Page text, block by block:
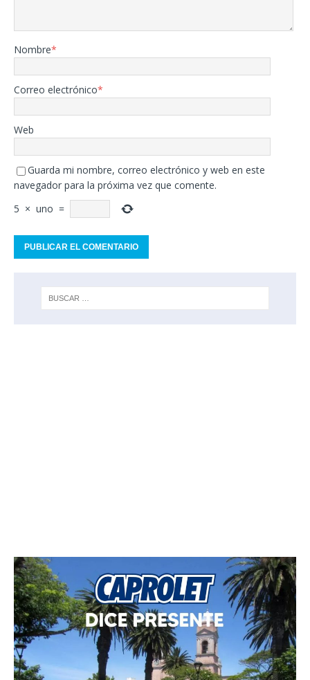
Nombre*
Correo electrónico*
Web
Guarda mi nombre, correo electrónico y web en este
navegador para la próxima vez que comente.
5 × uno =